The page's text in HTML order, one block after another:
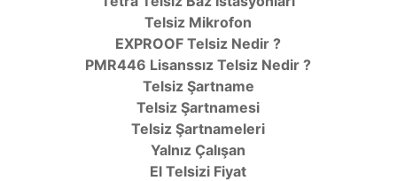
Telsiz Mikrofon
EXPROOF Telsiz Nedir ?
PMR446 Lisanssız Telsiz Nedir ?
Telsiz Şartname
Telsiz Şartnamesi
Telsiz Şartnameleri
Yalnız Çalışan
El Telsizi Fiyat